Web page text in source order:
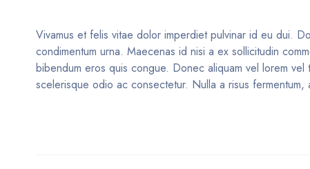
Vivamus et felis vitae dolor imperdiet pulvinar id eu dui.
condimentum urna. Maecenas id nisi a ex sollicitudin
bibendum eros quis congue. Donec aliquam vel lorem
scelerisque odio ac consectetur. Nulla a risus fermentum,